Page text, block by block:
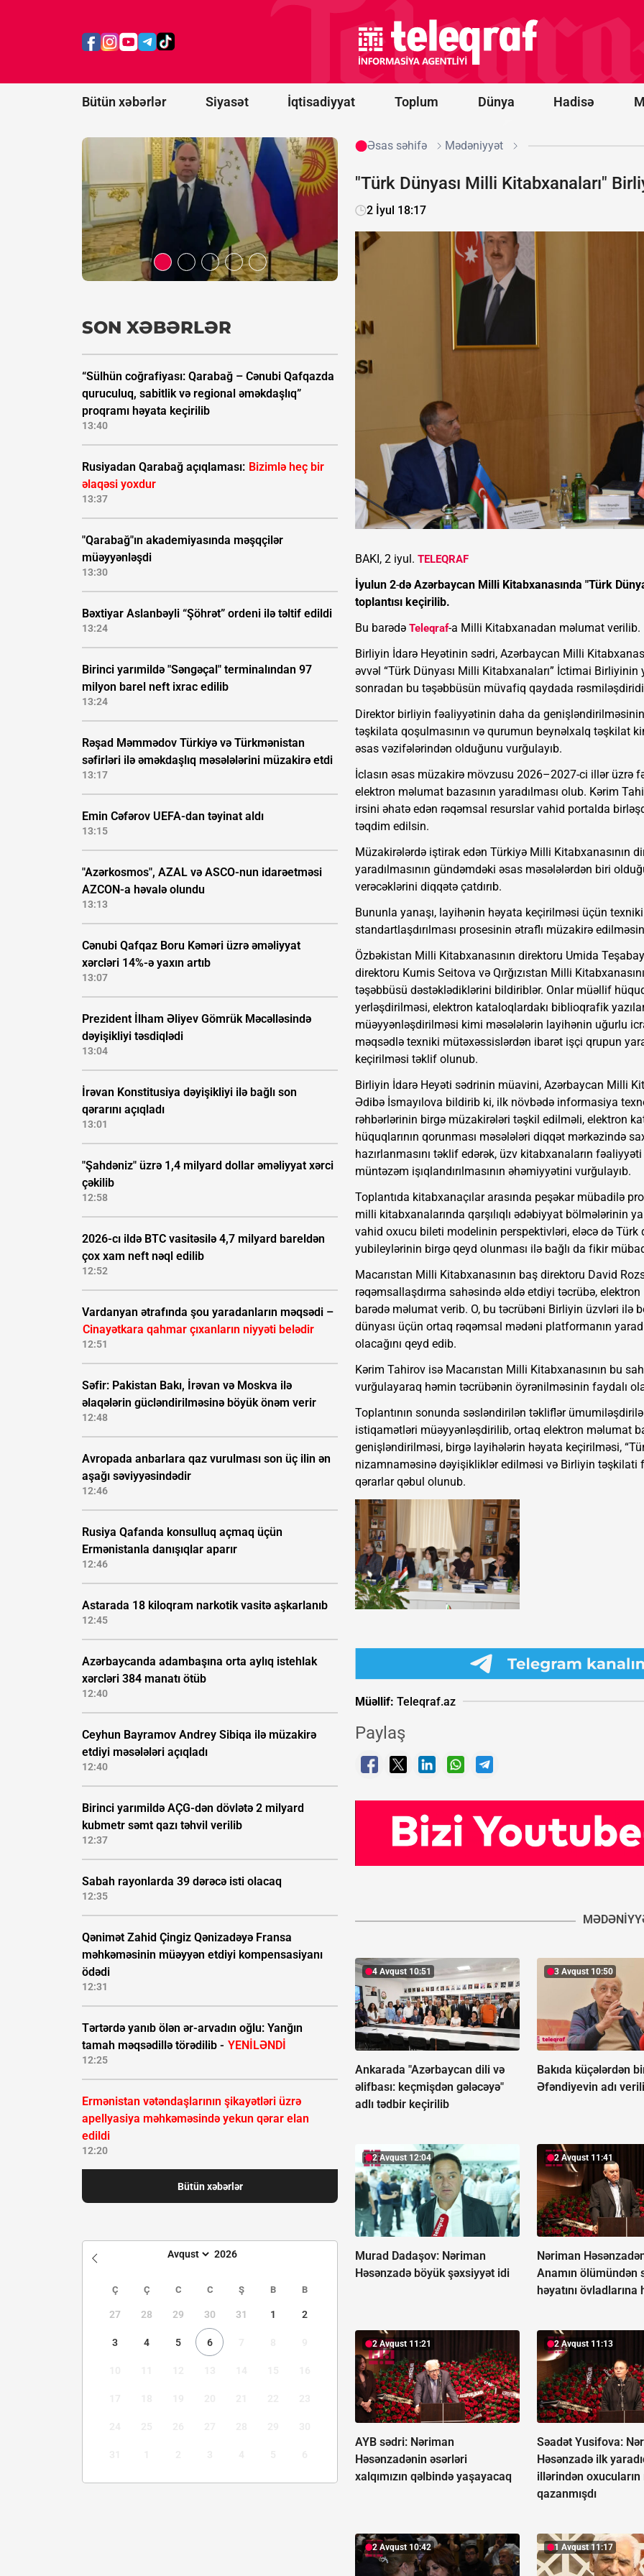
Bütün xəbərlər Siyasət İqtisadiyyat Toplum Dünya Hadisə
açıqlaması:
yoxdur
İrəvan
Konstitusiya
dəyişikliyi
ilə bağlı son
qərarını
SON XƏBƏRLƏR
“Sülhün coğrafiyası: Qarabağ – Cənubi Qafqazda
quruculuq, sabitlik və regional əməkdaşlıq”
proqramı həyata keçirilib
13:40
Rusiyadan Qarabağ açıqlaması: Bizimlə heç bir
əlaqəsi yoxdur
13:37
"Qarabağ"ın akademiyasında məşqçilər
müəyyənləşdi
13:30
Bəxtiyar Aslanbəyli “Şöhrət” ordeni ilə təltif edildi
13:24
Birinci yarımildə "Səngəçal" terminalından 97
milyon barel neft ixrac edilib
13:24
Rəşad Məmmədov Türkiyə və Türkmənistan
səfirləri ilə əməkdaşlıq məsələlərini müzakirə etdi
13:17
Emin Cəfərov UEFA-dan təyinat aldı
13:15
"Azərkosmos", AZAL və ASCO-nun idarəetməsi
AZCON-a həvalə olundu
13:13
Cənubi Qafqaz Boru Kəməri üzrə əməliyyat
xərcləri 14%-ə yaxın artıb
13:07
Prezident İlham Əliyev Gömrük Məcəlləsində
dəyişikliyi təsdiqlədi
13:04
İrəvan Konstitusiya dəyişikliyi ilə bağlı son
qərarını açıqladı
13:01
"Şahdəniz" üzrə 1,4 milyard dollar əməliyyat xərci
çəkilib
12:58
2026-cı ildə BTC vasitəsilə 4,7 milyard bareldən
çox xam neft nəql edilib
12:52
Vardanyan ətrafında şou yaradanların məqsədi –
Cinayətkara qahmar çıxanların niyyəti belədir
12:51
Səfir: Pakistan Bakı, İrəvan və Moskva ilə
əlaqələrin gücləndirilməsinə böyük önəm verir
12:48
Avropada anbarlara qaz vurulması son üç ilin ən
aşağı səviyyəsindədir
12:46
Rusiya Qafanda konsulluq açmaq üçün
Ermənistanla danışıqlar aparır
12:46
Astarada 18 kiloqram narkotik vasitə aşkarlanıb
12:45
Azərbaycanda adambaşına orta aylıq istehlak
xərcləri 384 manatı ötüb
12:40
Ceyhun Bayramov Andrey Sibiqa ilə müzakirə
etdiyi məsələləri açıqladı
12:40
Birinci yarımildə AÇG-dən dövlətə 2 milyard
kubmetr səmt qazı təhvil verilib
12:37
Sabah rayonlarda 39 dərəcə isti olacaq
12:35
Qənimət Zahid Çingiz Qənizadəyə Fransa
məhkəməsinin müəyyən etdiyi kompensasiyanı
ödədi
12:31
Tərtərdə yanıb ölən ər-arvadın oğlu: Yanğın
tamah məqsədillə törədilib - YENİLƏNDİ
12:25
Ermənistan vətəndaşlarının şikayətləri üzrə
apellyasiya məhkəməsində yekun qərar elan
edildi
12:20
Bütün xəbərlər
Ç Ç C C Ş B B
27 28 29 30 31 1 2
3 4 5 6
Əsas səhifə Mədəniyyət
"Türk Dünyası Milli Kitabxanaları"
2 İyul 18:17
BAKI, 2 iyul. TELEQRAF
İyulun 2-də Azərbaycan Milli Kitabxanasında "Türk
toplantısı keçirilib.
Bu barədə Teleqraf-a Milli Kitabxanadan məlumat verilib.
Birliyin İdarə Heyətinin sədri, Azərbaycan Milli
əvvəl “Türk Dünyası Milli Kitabxanaları” İctimai
sonradan bu təşəbbüsün müvafiq qaydada
Direktor birliyin fəaliyyətinin daha da
təşkilata qoşulmasının və qurumun beynəlxalq təşkilat
əsas vəzifələrindən olduğunu vurğulayıb.
İclasın əsas müzakirə mövzusu 2026–2027-ci illər üzrə
elektron məlumat bazasının yaradılması olub. Kərim
irsini əhatə edən rəqəmsal resurslar vahid portalda
təqdim edilsin.
Müzakirələrdə iştirak edən Türkiyə Milli Kitabxanasının
yaradılmasının gündəmdəki əsas məsələlərdən biri
verəcəklərini diqqətə çatdırıb.
Bununla yanaşı, layihənin həyata keçirilməsi üçün
standartlaşdırılması prosesinin ətraflı müzakirə
Özbəkistan Milli Kitabxanasının direktoru Umida
direktoru Kumis Seitova və Qırğızıstan Milli
təşəbbüsü dəstəklədiklərini bildiriblər. Onlar müəllif
yerləşdirilməsi, elektron kataloqlardakı biblioqrafik
müəyyənləşdirilməsi kimi məsələlərin layihənin uğurlu
məqsədlə texniki mütəxəssislərdən ibarət işçi qrupun
keçirilməsi təklif olunub.
Birliyin İdarə Heyəti sədrinin müavini, Azərbaycan Milli
Ədibə İsmayılova bildirib ki, ilk növbədə informasiya
rəhbərlərinin birgə müzakirələri təşkil edilməli, elektron
hüquqlarının qorunması məsələləri diqqət mərkəzində
hazırlanmasını təklif edərək, üzv kitabxanaların
müntəzəm işıqlandırılmasının əhəmiyyətini vurğulayıb.
Toplantıda kitabxanaçılar arasında peşəkar mübadilə
milli kitabxanalarında qarşılıqlı ədəbiyyat bölmələrinin
vahid oxucu bileti modelinin perspektivləri, eləcə də Türk
yubileylərinin birgə qeyd olunması ilə bağlı da fikir
Macarıstan Milli Kitabxanasının baş direktoru David
rəqəmsallaşdırma sahəsində əldə etdiyi təcrübə,
barədə məlumat verib. O, bu təcrübəni Birliyin üzvləri ilə
dünyası üçün ortaq rəqəmsal mədəni platformanın
olacağını qeyd edib.
Kərim Tahirov isə Macarıstan Milli Kitabxanasının bu
vurğulayaraq həmin təcrübənin öyrənilməsinin faydalı
Toplantının sonunda səsləndirilən təkliflər
istiqamətləri müəyyənləşdirilib, ortaq elektron məlumat
genişləndirilməsi, birgə layihələrin həyata keçirilməsi,
nizamnaməsinə dəyişikliklər edilməsi və Birliyin
qərarlar qəbul olunub.
Müəllif: Teleqraf.az
Paylaş
4 Avqust 10:51
Ankarada "Azərbaycan dili və
əlifbası: keçmişdən gələcəyə"
adlı tədbir keçirilib
3 Avqust 10:50
Bakıda küçələrdən
Əfəndiyevin adı
2 Avqust 12:04
Murad Dadaşov: Nəriman
Həsənzadə böyük şəxsiyyət idi
2 Avqust 11:41
Nəriman
Anamın ölümündən
həyatını
2 Avqust 11:21
AYB sədri: Nəriman
Həsənzadənin əsərləri
xalqımızın qəlbində yaşayacaq
2 Avqust 11:13
Səadət Yusifova:
Həsənzadə ilk
illərindən
qazanmışdı
2 Avqust 10:42 1 Avqust 11:17